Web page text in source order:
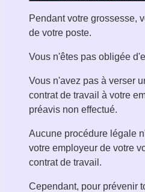
Pendant votre grossesse,
de votre poste.
Vous n'êtes pas obligée
Vous n'avez pas à verser
contrat de travail à votre
préavis non effectué.
Aucune procédure légale
votre employeur de votre
contrat de travail.
Cependant, pour prévenir